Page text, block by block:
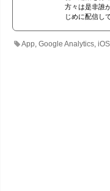
方々は是非誰
じめに配信し
App,Google Analytics,iOS